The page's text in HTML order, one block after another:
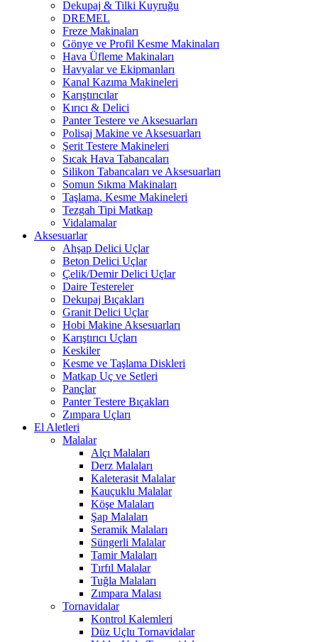
Dekupaj & Tilki Kuyruğu
DREMEL
Freze Makinaları
Gönye ve Profil Kesme Makinaları
Hava Üfleme Makinaları
Havyalar ve Ekipmanları
Kanal Kazıma Makineleri
Karıştırıcılar
Kırıcı & Delici
Panter Testere ve Aksesuarları
Polisaj Makine ve Aksesuarları
Şerit Testere Makineleri
Sıcak Hava Tabancaları
Silikon Tabancaları ve Aksesuarları
Somun Sıkma Makinaları
Taşlama, Kesme Makineleri
Tezgah Tipi Matkap
Vidalamalar
Aksesuarlar
Ahşap Delici Uçlar
Beton Delici Uçlar
Çelik/Demir Delici Uçlar
Daire Testereler
Dekupaj Bıçakları
Granit Delici Uçlar
Hobi Makine Aksesuarları
Karıştırıcı Uçları
Keskiler
Kesme ve Taşlama Diskleri
Matkap Uç ve Setleri
Pançlar
Panter Testere Bıçakları
Zımpara Uçları
El Aletleri
Malalar
Alçı Malaları
Derz Malaları
Kaleterasit Malalar
Kauçuklu Malalar
Köşe Malaları
Şap Malaları
Seramik Malaları
Süngerli Malalar
Tamir Malaları
Tırfıl Malalar
Tuğla Malaları
Zımpara Malası
Tornavidalar
Kontrol Kalemleri
Düz Uçlu Tornavidalar